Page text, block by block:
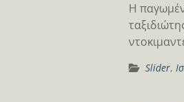
Η
Slider,